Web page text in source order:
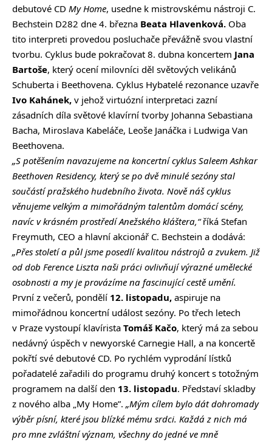
debutové CD My Home, usedne k mistrovskému nástroji C.
Bechstein D282 dne 4. března Beata Hlavenková. Oba
tito interpreti provedou posluchače převážně svou vlastní
tvorbu. Cyklus bude pokračovat 8. dubna koncertem Jana
Bartoše, který ocení milovníci děl světových velikánů
Schuberta i Beethovena. Cyklus Hybatelé rezonance uzavře
Ivo Kahánek, v jehož virtuózní interpretaci zazní
zásadních díla světové klavírní tvorby Johanna Sebastiana
Bacha, Miroslava Kabeláče, Leoše Janáčka i Ludwiga Van
Beethovena.
„S potěšením navazujeme na koncertní cyklus Saleem Ashkar
Beethoven Residency, který se po dvě minulé sezóny stal
součástí pražského hudebního života. Nově náš cyklus
věnujeme velkým a mimořádným talentům domácí scény,
navíc v krásném prostředí Anežského kláštera,“říká Stefan
Freymuth, CEO a hlavní akcionář C. Bechstein a dodává:
„Přes století a půl jsme posedlí kvalitou nástrojů a zvukem. Již
od dob Ference Liszta naši práci ovlivňují výrazné umělecké
osobnosti a my je provázíme na fascinující cestě umění.
První z večerů, pondělí 12. listopadu, aspiruje na
mimořádnou koncertní událost sezóny. Po třech letech
v Praze vystoupí klavírista Tomáš Kačo, který má za sebou
nedávný úspěch v newyorské Carnegie Hall, a na koncertě
pokřtí své debutové CD. Po rychlém vyprodání lístků
pořadatelé zařadili do programu druhý koncert s totožným
programem na další den 13. listopadu. Představí skladby
z nového alba „My Home”. „Mým cílem bylo dát dohromady
výběr písní, které jsou blízké mému srdci. Každá z nich má
pro mne zvláštní význam, všechny do jedné ve mně